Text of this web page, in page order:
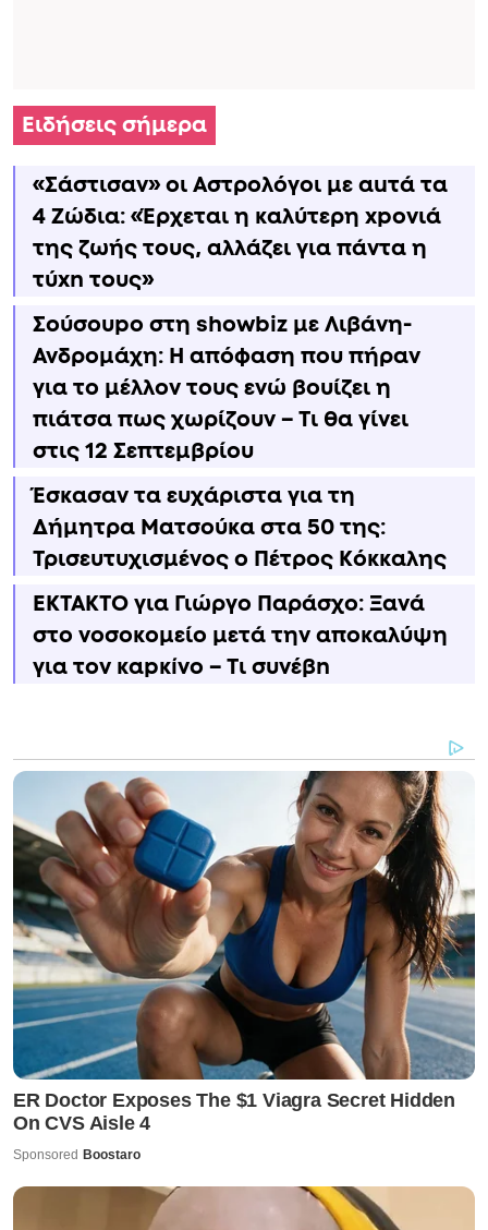
Ειδήσεις σήμερα
«Σάστισαν» οι Αστρολόγοι με αuτά τα
4 Zώδια: «Έρχεται η καλύτερη xpoνιά
της ζωής τους, αλλάζει για πάντα η
τύxn τους»
Σούσουpo στη showbiz με Λιβάνη-
Ανδρομάχη: Η απόφαση που πήραν
για το μέλλον τους ενώ βουίζει η
πιάτσα πως χωρίζουν – Τι θα γίνει
στις 12 Σεπτεμβρίου
Έσκασαν τα ευχάριστα για τη
Δήμητρα Ματσούκα στα 50 της:
Τρισευτυχισμένος ο Πέτρος Κόκκαλης
ΕΚΤΑΚΤΟ για Γιώργο Παράσχο: Ξανά
στο νοσοκομείο μετά την αποκαλύψη
για τον καpκíνο – Τι συνέβn